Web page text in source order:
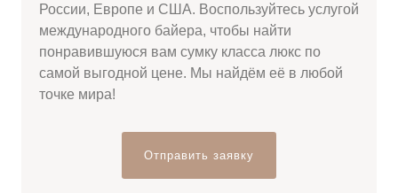
России, Европе и США. Воспользуйтесь услугой
международного байера, чтобы найти
понравившуюся вам сумку класса люкс по
самой выгодной цене. Мы найдём её в любой
точке мира!
Отправить заявку